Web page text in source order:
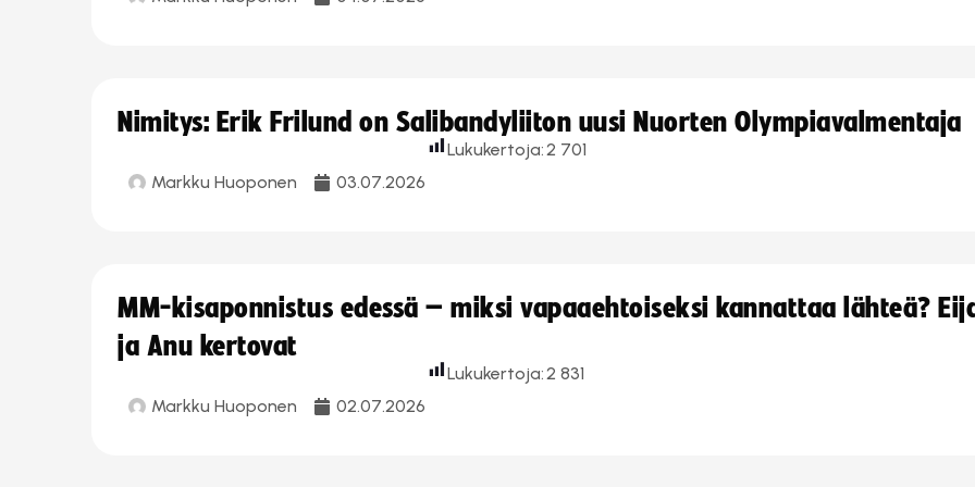
Nimitys: Erik Frilund on Salibandyliiton uusi Nuorten Olympiavalmentaja
Markku Huoponen 03.07.2026
Lukukertoja:2 701
MM-kisaponnistus edessä – miksi vapaaehtoiseksi kannattaa lähteä?
ja Anu kertovat
Markku Huoponen 02.07.2026
Lukukertoja:2 831